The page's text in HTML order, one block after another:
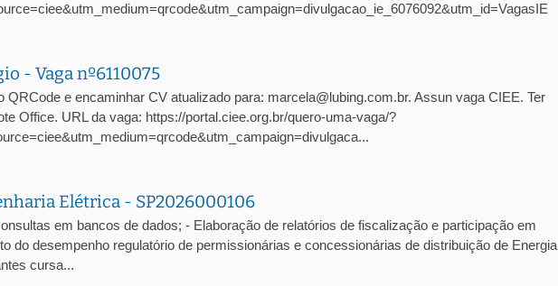
- Vaga nº6110075
e encaminhar CV atualizado para: marcela@lubing.com.br. Assun vaga CIEE. Ter
Office. URL da vaga: https://portal.ciee.org.br/quero-uma-vaga/?
Elétrica - SP2026000106
em bancos de dados; - Elaboração de relatórios de fiscalização e participação em
do desempenho regulatório de permissionárias e concessionárias de distribuição de Energia
cursa...